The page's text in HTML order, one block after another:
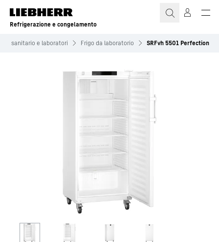
Refrigerazione e congelamento
sanitario e laboratori Frigo da laboratorio SRFvh 5501 Perfection